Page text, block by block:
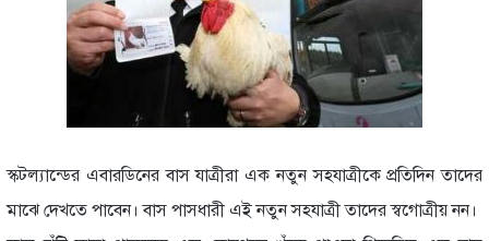
স্কটল্যান্ডের এবারডিনের বাস যাত্রীরা এক নতুন সহযাত্রীকে প্রতিদিন তাদের
মাঝে দেখতে পাবেন। বাস পাসধারী এই নতুন সহযাত্রী তাদের স্বগোত্রীয় নন।